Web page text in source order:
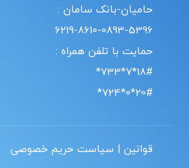
حامیان-بانک سامان :
6219-8610-0893-5396
حمایت با تلفن همراه :
18#*7*733*
20#*0*724*
قوانین | سیاست حریم خصوصی